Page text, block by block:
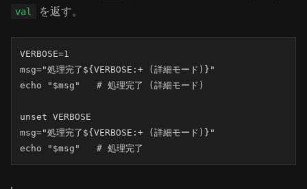
val を返す。
VERBOSE=1
msg="処理完了${VERBOSE:+ (詳細モード)}"
echo "$msg"   # 処理完了 (詳細モード)
unset VERBOSE
msg="処理完了${VERBOSE:+ (詳細モード)}"
echo "$msg"   # 処理完了